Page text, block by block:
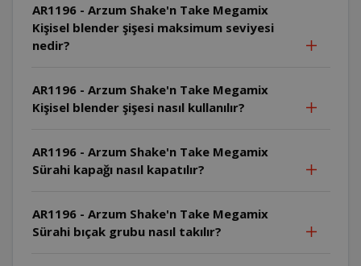
AR1196 - Arzum Shake'n Take Megamix
Kişisel blender şişesi maksimum seviyesi
nedir?
AR1196 - Arzum Shake'n Take Megamix
Kişisel blender şişesi nasıl kullanılır?
AR1196 - Arzum Shake'n Take Megamix
Sürahi kapağı nasıl kapatılır?
AR1196 - Arzum Shake'n Take Megamix
Sürahi bıçak grubu nasıl takılır?